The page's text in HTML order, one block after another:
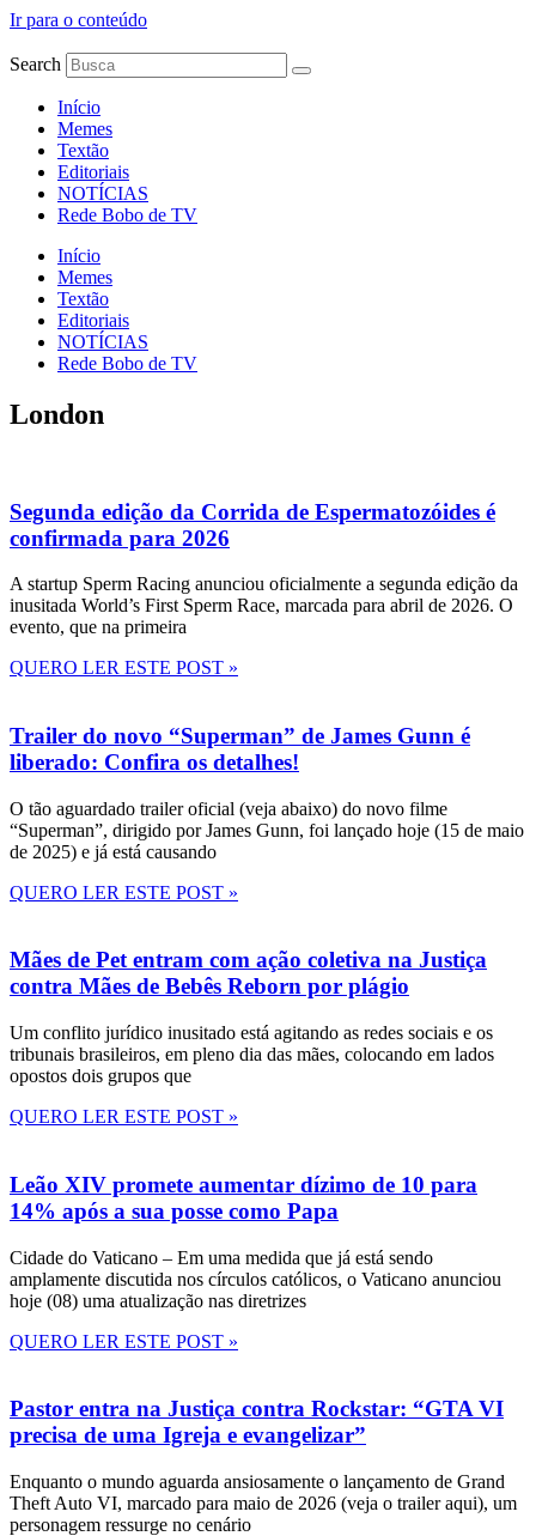
Ir para o conteúdo
Search
Início
Memes
Textão
Editoriais
NOTÍCIAS
Rede Bobo de TV
Início
Memes
Textão
Editoriais
NOTÍCIAS
Rede Bobo de TV
London
Segunda edição da Corrida de Espermatozóides é
confirmada para 2026
A startup Sperm Racing anunciou oficialmente a segunda edição da
inusitada World’s First Sperm Race, marcada para abril de 2026. O
evento, que na primeira
QUERO LER ESTE POST »
Trailer do novo “Superman” de James Gunn é
liberado: Confira os detalhes!
O tão aguardado trailer oficial (veja abaixo) do novo filme
“Superman”, dirigido por James Gunn, foi lançado hoje (15 de maio
de 2025) e já está causando
QUERO LER ESTE POST »
Mães de Pet entram com ação coletiva na Justiça
contra Mães de Bebês Reborn por plágio
Um conflito jurídico inusitado está agitando as redes sociais e os
tribunais brasileiros, em pleno dia das mães, colocando em lados
opostos dois grupos que
QUERO LER ESTE POST »
Leão XIV promete aumentar dízimo de 10 para
14% após a sua posse como Papa
Cidade do Vaticano – Em uma medida que já está sendo
amplamente discutida nos círculos católicos, o Vaticano anunciou
hoje (08) uma atualização nas diretrizes
QUERO LER ESTE POST »
Pastor entra na Justiça contra Rockstar: “GTA VI
precisa de uma Igreja e evangelizar”
Enquanto o mundo aguarda ansiosamente o lançamento de Grand
Theft Auto VI, marcado para maio de 2026 (veja o trailer aqui), um
personagem ressurge no cenário